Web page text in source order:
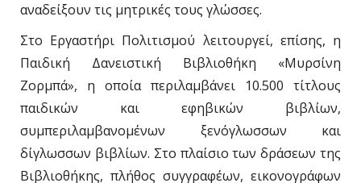
αναδείξουν τις μητρικές τους γλώσσες.
Στο Εργαστήρι Πολιτισμού λειτουργεί, επίσης, η
Παιδική Δανειστική Βιβλιοθήκη «Μυρσίνη
Ζορμπά», η οποία περιλαμβάνει 10.500 τίτλους
παιδικών και εφηβικών βιβλίων,
συμπεριλαμβανομένων ξενόγλωσσων και
δίγλωσσων βιβλίων. Στο πλαίσιο των δράσεων της
Βιβλιοθήκης, πλήθος συγγραφέων, εικονογράφων